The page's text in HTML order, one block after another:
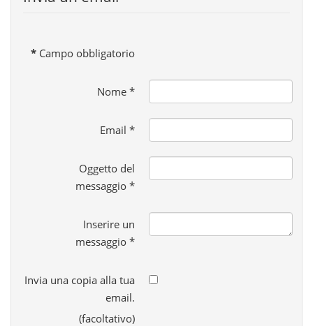
*Campo obbligatorio
Nome*
Email *
Oggetto del
messaggio*
Inserire un
messaggio*
Invia una copia alla tua
email.
(facoltativo)